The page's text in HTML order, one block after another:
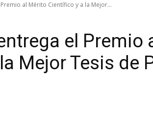
al Mérito Científico y a la Mejor...
el Premio
Mejor Tesis de